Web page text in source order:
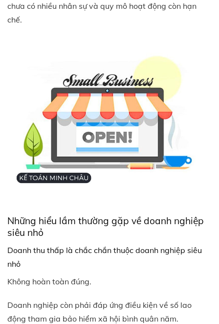
chưa có nhiều nhân sự và quy mô hoạt động còn hạn
chế.
Những hiểu lầm thường gặp về doanh nghiệp
siêu nhỏ
Doanh thu thấp là chắc chắn thuộc doanh nghiệp siêu
nhỏ
Không hoàn toàn đúng.
Doanh nghiệp còn phải đáp ứng điều kiện về số lao
động tham gia bảo hiểm xã hội bình quân năm.